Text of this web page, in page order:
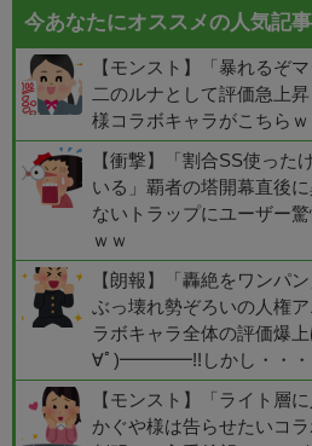
今あなたにオススメの人気記事
【モンスト】「暴れるぞ
二のルナとして評価急上
様コラボキャラがこちら
【衝撃】「割合SS使った
いる」覇者の塔開幕直後
ないトラップにユーザー
ｗｗ
【朗報】「轟絶をワンパ
ぶっ壊れ勢ぞろいの人権
ラボキャラ全体の評価
∀ﾟ)━━━━!!しかし・・・
【モンスト】「ライト層
かぐや様は告らせたいコ